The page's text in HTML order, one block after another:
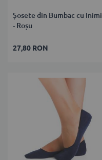
Șosete din Bumbac cu Inimi
- Roșu
27,80 RON